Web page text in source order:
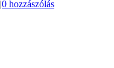
|0 hozzászólás